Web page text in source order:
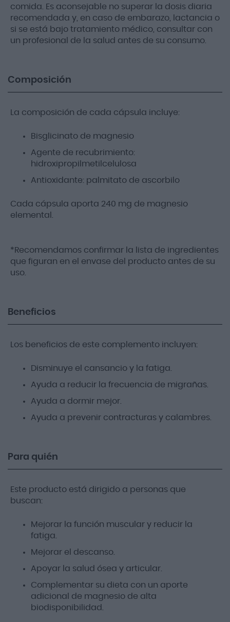
comida. Es aconsejable no superar la dosis diaria
recomendada y, en caso de embarazo, lactancia o
si se está bajo tratamiento médico, consultar con
un profesional de la salud antes de su consumo.
Composición
La composición de cada cápsula incluye:
Bisglicinato de magnesio
Agente de recubrimiento:
hidroxipropilmetilcelulosa
Antioxidante: palmitato de ascorbilo
Cada cápsula aporta 240 mg de magnesio
elemental.
*Recomendamos confirmar la lista de ingredientes
que figuran en el envase del producto antes de su
uso.
Beneficios
Los beneficios de este complemento incluyen:
Disminuye el cansancio y la fatiga.
Ayuda a reducir la frecuencia de migrañas.
Ayuda a dormir mejor.
Ayuda a prevenir contracturas y calambres.
Para quién
Este producto está dirigido a personas que
buscan:
Mejorar la función muscular y reducir la
fatiga.
Mejorar el descanso.
Apoyar la salud ósea y articular.
Complementar su dieta con un aporte
adicional de magnesio de alta
biodisponibilidad.